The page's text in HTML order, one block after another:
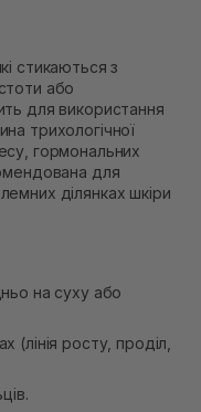
стикаються з
або
для використання
трихологічної
гормональних
для
ділянках шкіри
на суху або
(лінія росту, проділ,